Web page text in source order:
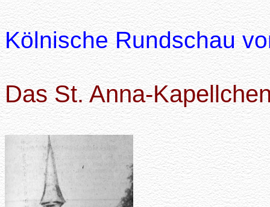
Kölnische Rundschau
Das St. Anna-